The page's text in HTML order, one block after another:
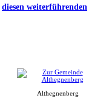
diesen weiterführenden
Althegnenberg